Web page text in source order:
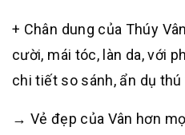
+ Chân dung của Thúy
cười, mái tóc, làn da, với
chi tiết so sánh, ẩn dụ
→ Vẻ đẹp của Vân hơn